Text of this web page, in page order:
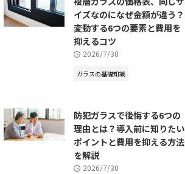
イズなのになぜ金額が違う？
変動する6つの要素と費用を
抑えるコツ
2026/7/30
ガラスの基礎知識
防犯ガラスで後悔する6つの
理由とは？導入前に知りたい
ポイントと費用を抑える方法
を解説
2026/7/30